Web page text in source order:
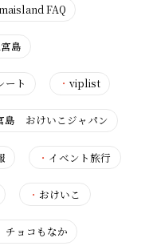
FAQ
島
ート ・viplist
島 おけいこジャパン
・ イベント旅行
・ おけいこ
ョコもなか